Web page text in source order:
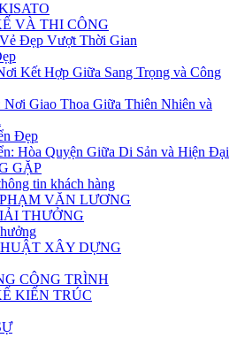
VÀ THI CÔNG
Đẹp Vượt Thời Gian
Kết Hợp Giữa Sang Trọng và Công
Giao Thoa Giữa Thiên Nhiên và
Đẹp
Hòa Quyện Giữa Di Sản và Hiện Đại
GẶP
tin khách hàng
VĂN LƯƠNG
THƯỞNG
XÂY DỰNG
CÔNG TRÌNH
KIẾN TRÚC